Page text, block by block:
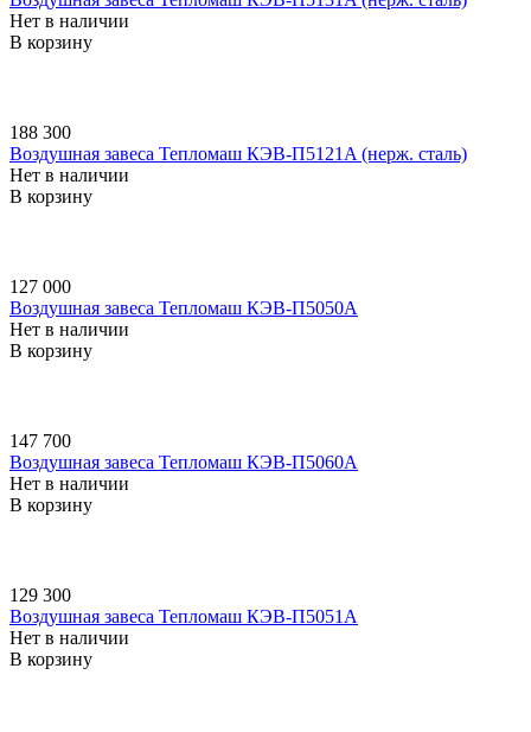
Нет в наличии
В корзину
188 300
Воздушная завеса Тепломаш КЭВ-П5121A (нерж. сталь)
Нет в наличии
В корзину
127 000
Воздушная завеса Тепломаш КЭВ-П5050A
Нет в наличии
В корзину
147 700
Воздушная завеса Тепломаш КЭВ-П5060A
Нет в наличии
В корзину
129 300
Воздушная завеса Тепломаш КЭВ-П5051A
Нет в наличии
В корзину